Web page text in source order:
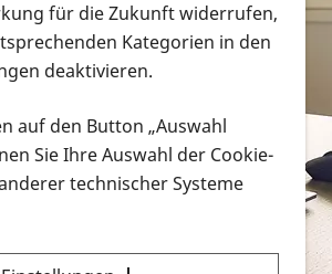
in verschiedenen
Ort
wie Sie nach Infonmaterial
für die Zukunft widerrufen,
Kategorien in den
deaktivieren.
auf den Button „Auswahl
Sie Ihre Auswahl der Cookie-
technischer Systeme